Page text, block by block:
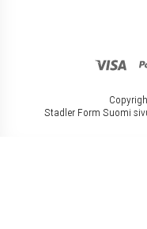
Stadler Form Suomi